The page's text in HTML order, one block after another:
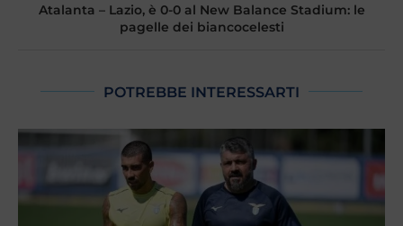
Atalanta – Lazio, è 0-0 al New Balance Stadium: le
pagelle dei biancocelesti
POTREBBE INTERESSARTI